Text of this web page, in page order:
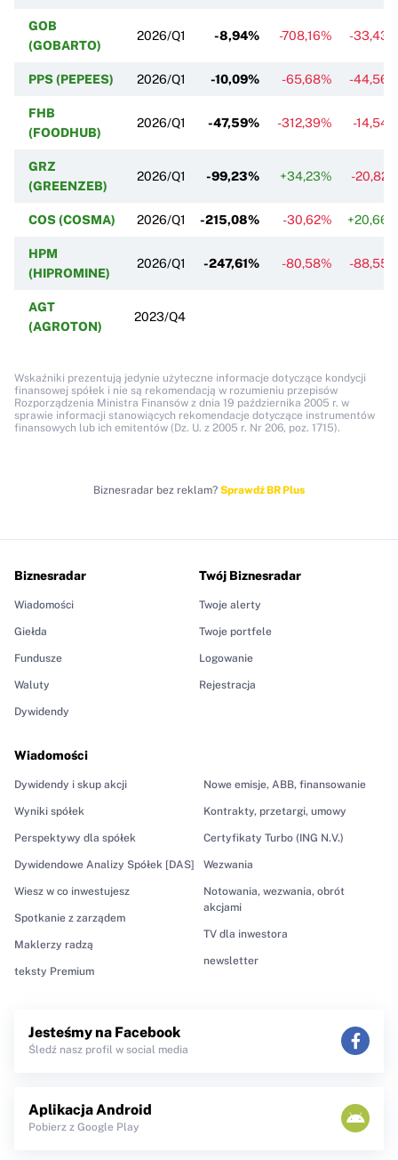
GOB
(GOBARTO)
2026/Q1 -8,94% -708,16% -
PPS (PEPEES) 2026/Q1 -10,09% -65,68% -
FHB
(FOODHUB)
2026/Q1 -47,59% -312,39% -
GRZ
(GREENZEB)
2026/Q1 -99,23% +34,23% -
COS (COSMA) 2026/Q1 -215,08% -30,62%
HPM
(HIPROMINE)
2026/Q1 -247,61% -80,58% -
AGT
(AGROTON)
2023/Q4
Wskaźniki prezentują jedynie użyteczne informacje dotyczące kondycji
finansowej spółek i nie są rekomendacją w rozumieniu przepisów
Rozporządzenia Ministra Finansów z dnia 19 października 2005 r. w
sprawie informacji stanowiących rekomendacje dotyczące instrumentów
finansowych lub ich emitentów (Dz. U. z 2005 r. Nr 206, poz. 1715).
Biznesradar bez reklam? Sprawdź BR Plus
Biznesradar
Wiadomości
Giełda
Fundusze
Waluty
Dywidendy
Wiadomości
Dywidendy i skup akcji
Wyniki spółek
Perspektywy dla spółek
Dywidendowe Analizy Spółek [DAS]
Wiesz w co inwestujesz
Spotkanie z zarządem
Maklerzy radzą
teksty Premium
Nowe emisje, ABB, finansowanie
Kontrakty, przetargi, umowy
Certyfikaty Turbo (ING N.V.)
Wezwania
Notowania, wezwania, obrót
akcjami
TV dla inwestora
newsletter
Twój Biznesradar
Twoje alerty
Twoje portfele
Logowanie
Rejestracja
Jesteśmy na Facebook
Śledź nasz profil w social media
Aplikacja Android
Pobierz z Google Play